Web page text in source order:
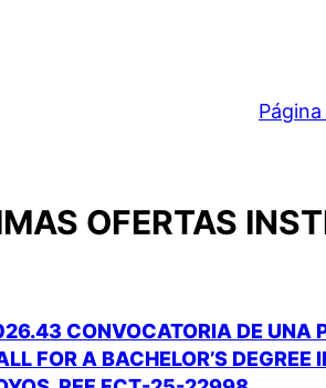
OFERTAS
CONVOCATORIA DE UNA
FOR A BACHELOR’S